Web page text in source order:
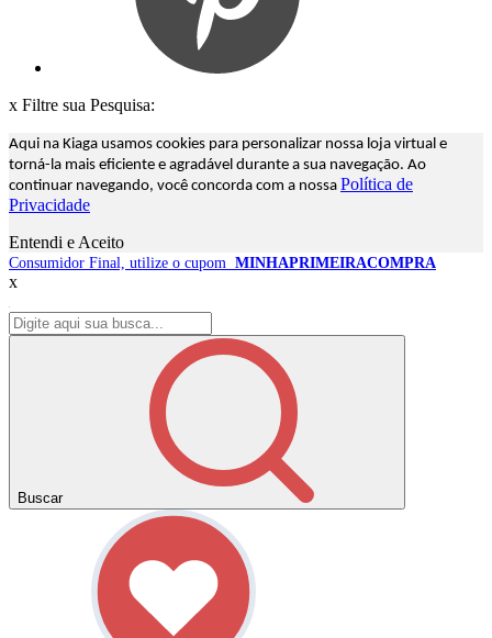
x Filtre sua Pesquisa:
Aqui na Kiaga usamos cookies para personalizar nossa loja virtual e
torná-la mais eficiente e agradável durante a sua navegação. Ao
continuar navegando, você concorda com a nossa Política de
Privacidade
Entendi e Aceito
Consumidor Final, utilize o cupom MINHAPRIMEIRACOMPRA
x
Buscar